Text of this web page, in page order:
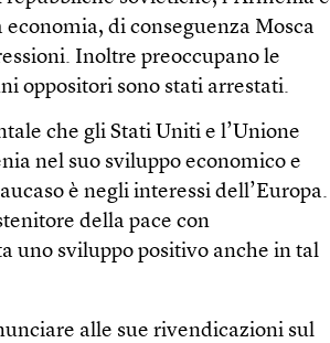
di conseguenza Mosca
Inoltre preoccupano le
oppositori sono stati arrestati.
che gli Stati Uniti e l’Unione
nel suo sviluppo economico e
è negli interessi dell’Europa.
della pace con
uno sviluppo positivo anche in tal
alle sue rivendicazioni sul